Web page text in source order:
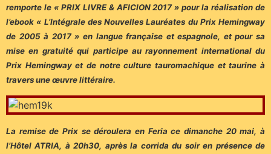
remporte le « PRIX LIVRE & AFICION 2017 » pour la réalisation de
l’ebook « L’Intégrale des Nouvelles Lauréates du Prix Hemingway
de 2005 à 2017 » en langue française et espagnole, et pour sa
mise en gratuité qui participe au rayonnement international du
Prix Hemingway et de notre culture tauromachique et taurine à
travers une œuvre littéraire.
La remise de Prix se déroulera en Feria ce dimanche 20 mai, à
l’Hôtel ATRIA, à 20h30, après la corrida du soir en présence de